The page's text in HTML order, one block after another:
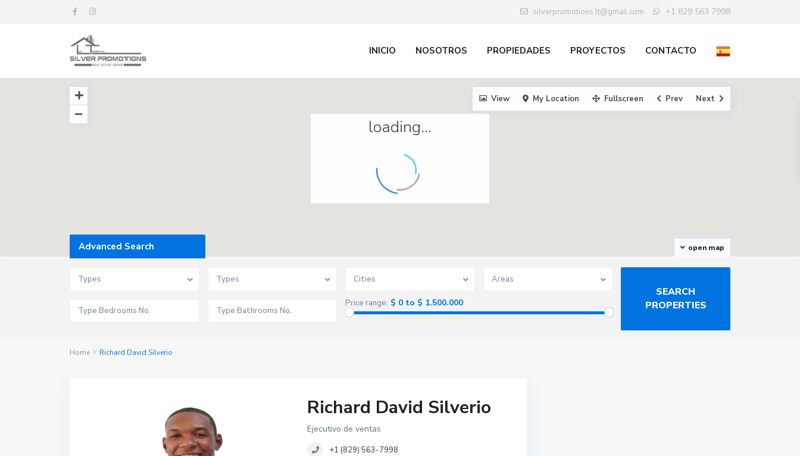
silverpromotions.lt@gmail.com +1 829 563 7998
INICIO NOSOTROS PROPIEDADES PROYECTOS CONTACTO
loading...
open map
View My Location Fullscreen Prev Next
Advanced Search
Types Types Cities Areas
Price range: $ 0 to $ 1.500.000
Home Richard David Silverio
Richard David Silverio
Ejecutivo de ventas
+1 (829) 563-7998